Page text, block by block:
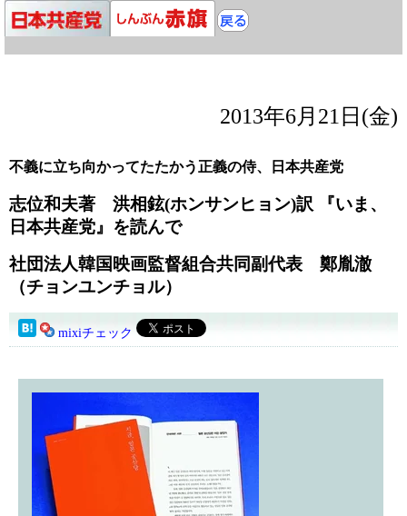
2013年6月21日(金)
不義に立ち向かってたたかう正義の侍、日本共産党
志位和夫著 洪相鉉(ホンサンヒョン)訳 『いま、
日本共産党』を読んで
社団法人韓国映画監督組合共同副代表 鄭胤澈
（チョンユンチョル）
mixiチェック